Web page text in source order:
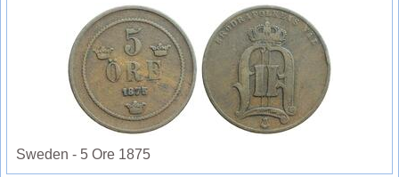
Sweden - 5 Ore 1875